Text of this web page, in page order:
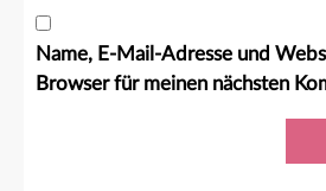
Name, E-Mail-Adresse und
Browser für meinen nächsten